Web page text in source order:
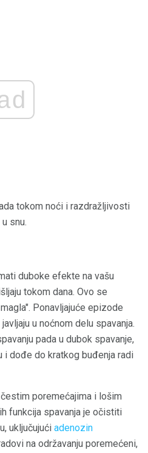
tokom noći i razdražljivosti
snu.
duboke efekte na vašu
tokom dana. Ovo se
Ponavljajuće epizode
u noćnom delu spavanja.
pada u dubok spavanje,
i dođe do kratkog buđenja radi
poremećajima i lošim
funkcija spavanja je očistiti
uključujući adenozin
na održavanju poremećeni,